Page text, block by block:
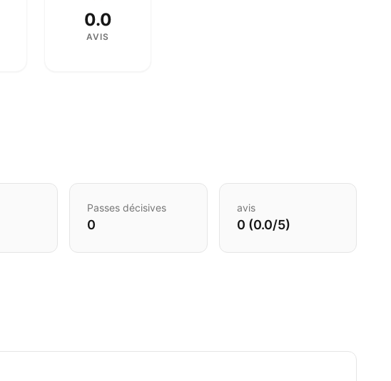
0.0
AVIS
Passes décisives
0
avis
0 (0.0/5)